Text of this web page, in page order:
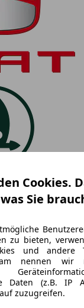
Cookies.
Sie
zu bieten,
und andere
nennen wir
Daten (z.B. IP
zuzugreifen.